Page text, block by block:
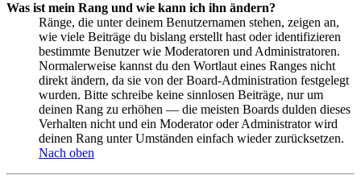
Was ist mein Rang und wie kann ich ihn ändern?
Ränge, die unter deinem Benutzernamen stehen, zeigen an,
wie viele Beiträge du bislang erstellt hast oder identifizieren
bestimmte Benutzer wie Moderatoren und Administratoren.
Normalerweise kannst du den Wortlaut eines Ranges nicht
direkt ändern, da sie von der Board-Administration festgelegt
wurden. Bitte schreibe keine sinnlosen Beiträge, nur um
deinen Rang zu erhöhen — die meisten Boards dulden dieses
Verhalten nicht und ein Moderator oder Administrator wird
deinen Rang unter Umständen einfach wieder zurücksetzen.
Nach oben